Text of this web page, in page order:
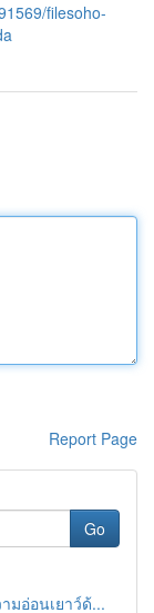
filesoho-
Report Page
Go
มอ่อนเยาว์ด้...